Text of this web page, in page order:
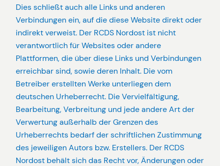
Dies schließt auch alle Links und anderen
Verbindungen ein, auf die diese Website direkt oder
indirekt verweist. Der RCDS Nordost ist nicht
verantwortlich für Websites oder andere
Plattformen, die über diese Links und Verbindungen
erreichbar sind, sowie deren Inhalt. Die vom
Betreiber erstellten Werke unterliegen dem
deutschen Urheberrecht. Die Vervielfältigung,
Bearbeitung, Verbreitung und jede andere Art der
Verwertung außerhalb der Grenzen des
Urheberrechts bedarf der schriftlichen Zustimmung
des jeweiligen Autors bzw. Erstellers. Der RCDS
Nordost behält sich das Recht vor, Änderungen oder